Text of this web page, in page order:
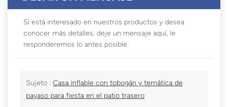
Si está interesado en nuestros productos y desea
conocer más detalles, deje un mensaje aquí, le
responderemos lo antes posible.
Sujeto : Casa inflable con tobogán y temática de
payaso para fiesta en el patio trasero